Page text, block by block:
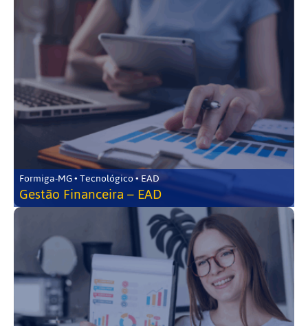
Formiga-MG • Tecnológico • EAD
Gestão Financeira – EAD